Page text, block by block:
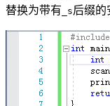
替换为带有 _s后缀的